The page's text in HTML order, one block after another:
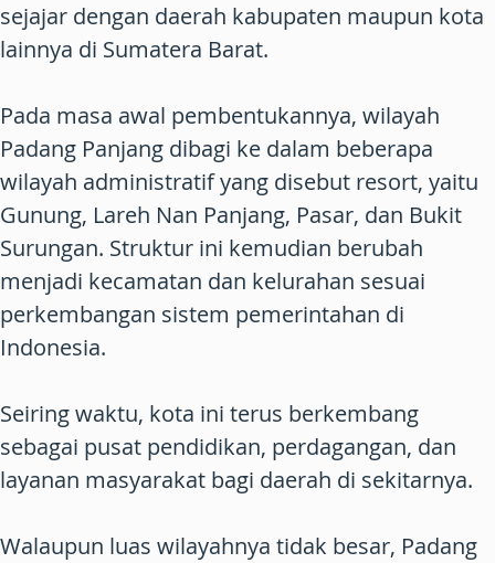
sejajar dengan daerah kabupaten maupun kota
lainnya di Sumatera Barat.
Pada masa awal pembentukannya, wilayah
Padang Panjang dibagi ke dalam beberapa
wilayah administratif yang disebut resort, yaitu
Gunung, Lareh Nan Panjang, Pasar, dan Bukit
Surungan. Struktur ini kemudian berubah
menjadi kecamatan dan kelurahan sesuai
perkembangan sistem pemerintahan di
Indonesia.
Seiring waktu, kota ini terus berkembang
sebagai pusat pendidikan, perdagangan, dan
layanan masyarakat bagi daerah di sekitarnya.
Walaupun luas wilayahnya tidak besar, Padang